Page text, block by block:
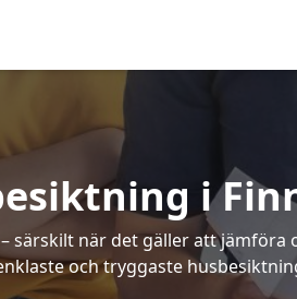
i
särskilt när det gäller att
och tryggaste